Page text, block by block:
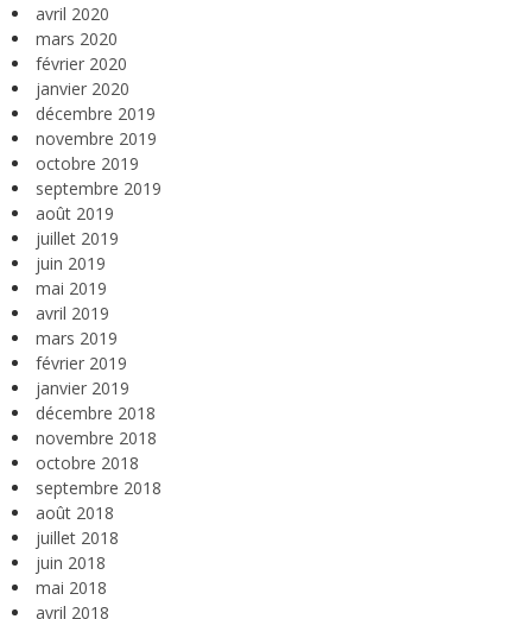
avril 2020
mars 2020
février 2020
janvier 2020
décembre 2019
novembre 2019
octobre 2019
septembre 2019
août 2019
juillet 2019
juin 2019
mai 2019
avril 2019
mars 2019
février 2019
janvier 2019
décembre 2018
novembre 2018
octobre 2018
septembre 2018
août 2018
juillet 2018
juin 2018
mai 2018
avril 2018